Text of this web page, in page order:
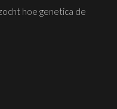
hoe genetica de